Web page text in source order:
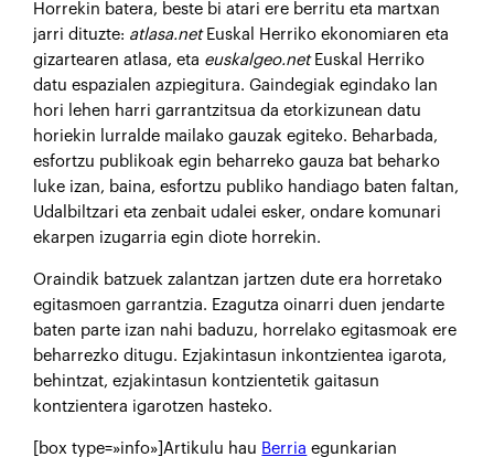
Horrekin batera, beste bi atari ere berritu eta martxan
jarri dituzte: atlasa.netEuskal Herriko ekonomiaren eta
gizartearen atlasa, eta euskalgeo.netEuskal Herriko
datu espazialen azpiegitura. Gaindegiak egindako lan
hori lehen harri garrantzitsua da etorkizunean datu
horiekin lurralde mailako gauzak egiteko. Beharbada,
esfortzu publikoak egin beharreko gauza bat beharko
luke izan, baina, esfortzu publiko handiago baten faltan,
Udalbiltzari eta zenbait udalei esker, ondare komunari
ekarpen izugarria egin diote horrekin.
Oraindik batzuek zalantzan jartzen dute era horretako
egitasmoen garrantzia. Ezagutza oinarri duen jendarte
baten parte izan nahi baduzu, horrelako egitasmoak ere
beharrezko ditugu. Ezjakintasun inkontzientea igarota,
behintzat, ezjakintasun kontzientetik gaitasun
kontzientera igarotzen hasteko.
[box type=»info»]Artikulu hau Berria egunkarian